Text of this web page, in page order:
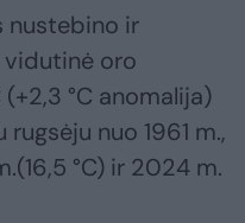
nustebino ir
vidutinė oro
(+2,3 °C anomalija)
nuo 1961 m.,
°C) ir 2024 m.